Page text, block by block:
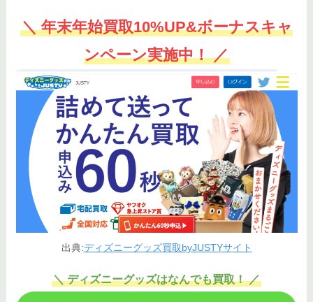
タートルトークの所要時間は？質
問で指名される確率を上げる方法
など調査！
ディズニーグッズの品切れがひど
いのはなぜ？原因や再販情報につ
いても解説
ディズニーチケットをスマホで同
行者に送る方法は？子供やアプリ
なしの共有方法も！
＼ 年末年始買取10%UP&ボーナスキャ
ンペーン実施中！ ／
出典:ディズニーグッズ買取byJUSTYサイト
＼ ディズニーグッズはなんでも買取！ ／